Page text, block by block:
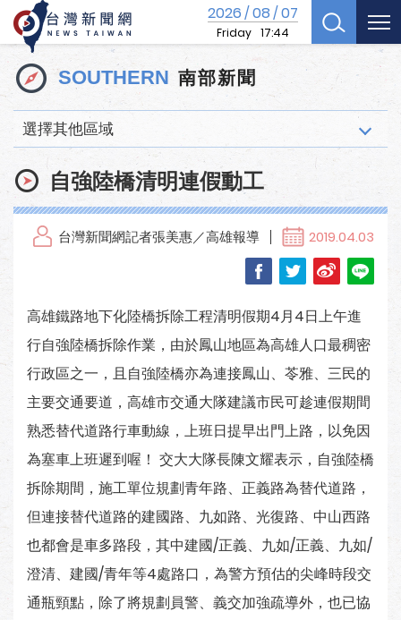
2026/08/07
Friday 17:44
SOUTHERN 南部新聞
選擇其他區域
自強陸橋清明連假動工
台灣新聞網記者張美惠／高雄報導 2019.04.03
高雄鐵路地下化陸橋拆除工程清明假期4月4日上午進
行自強陸橋拆除作業，由於鳳山地區為高雄人口最稠密
行政區之一，且自強陸橋亦為連接鳳山、苓雅、三民的
主要交通要道，高雄市交通大隊建議市民可趁連假期間
熟悉替代道路行車動線，上班日提早出門上路，以免因
為塞車上班遲到喔！ 交大大隊長陳文耀表示，自強陸橋
拆除期間，施工單位規劃青年路、正義路為替代道路，
但連接替代道路的建國路、九如路、光復路、中山西路
也都會是車多路段，其中建國/正義、九如/正義、九如/
澄清、建國/青年等4處路口，為警方預估的尖峰時段交
通瓶頸點，除了將規劃員警、義交加強疏導外，也已協